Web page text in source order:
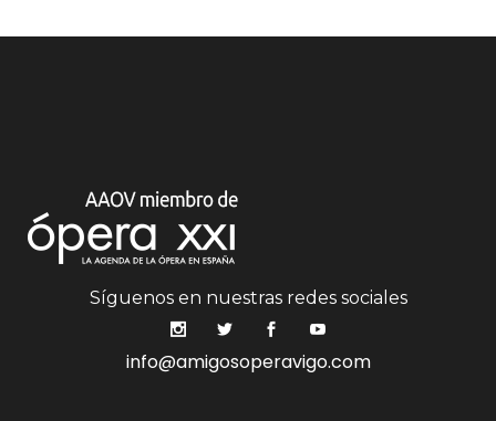
Síguenos en nuestras redes sociales
info@amigosoperavigo.com